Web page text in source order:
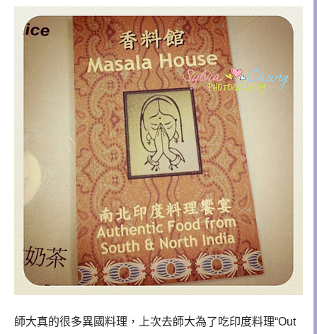
師大真的很多異國料理，上次去師大為了吃印度料理“Out